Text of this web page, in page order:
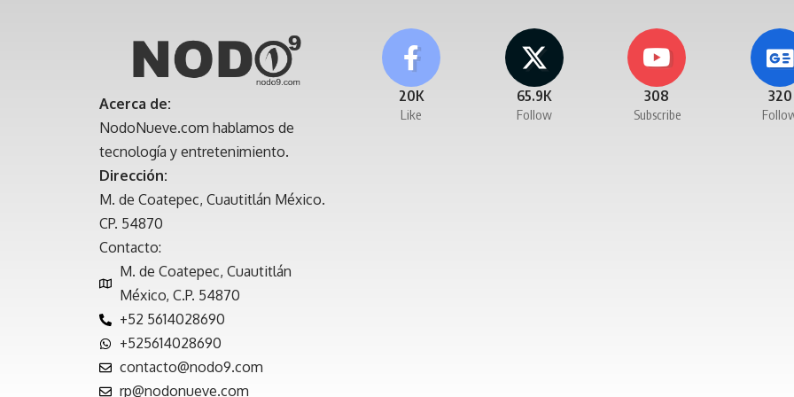
Acerca de:
NodoNueve.com hablamos de
tecnología y entretenimiento.
Dirección:
M. de Coatepec, Cuautitlán México.
CP. 54870
Contacto:
M. de Coatepec, Cuautitlán
México, C.P. 54870
+52 5614028690
+525614028690
contacto@nodo9.com
rp@nodonueve.com
20K
Like
65.9K
Follow
308
Subscribe
320